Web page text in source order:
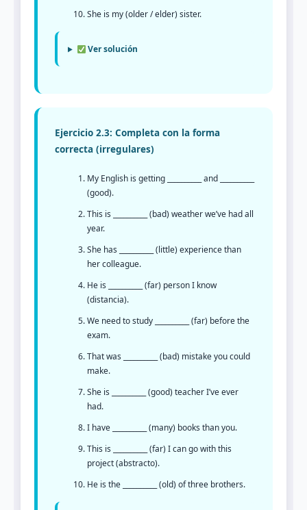
She is my (older / elder) sister.
Ver solución
Ejercicio 2.3: Completa con la forma
correcta (irregulares)
My English is getting __________ and __________
(good).
This is __________ (bad) weather we’ve had all
year.
She has __________ (little) experience than
her colleague.
He is __________ (far) person I know
(distancia).
We need to study __________ (far) before the
exam.
That was __________ (bad) mistake you could
make.
She is __________ (good) teacher I’ve ever
had.
I have __________ (many) books than you.
This is __________ (far) I can go with this
project (abstracto).
He is the __________ (old) of three brothers.